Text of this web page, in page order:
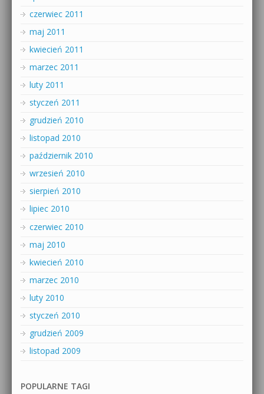
czerwiec 2011
maj 2011
kwiecień 2011
marzec 2011
luty 2011
styczeń 2011
grudzień 2010
listopad 2010
październik 2010
wrzesień 2010
sierpień 2010
lipiec 2010
czerwiec 2010
maj 2010
kwiecień 2010
marzec 2010
luty 2010
styczeń 2010
grudzień 2009
listopad 2009
POPULARNE TAGI